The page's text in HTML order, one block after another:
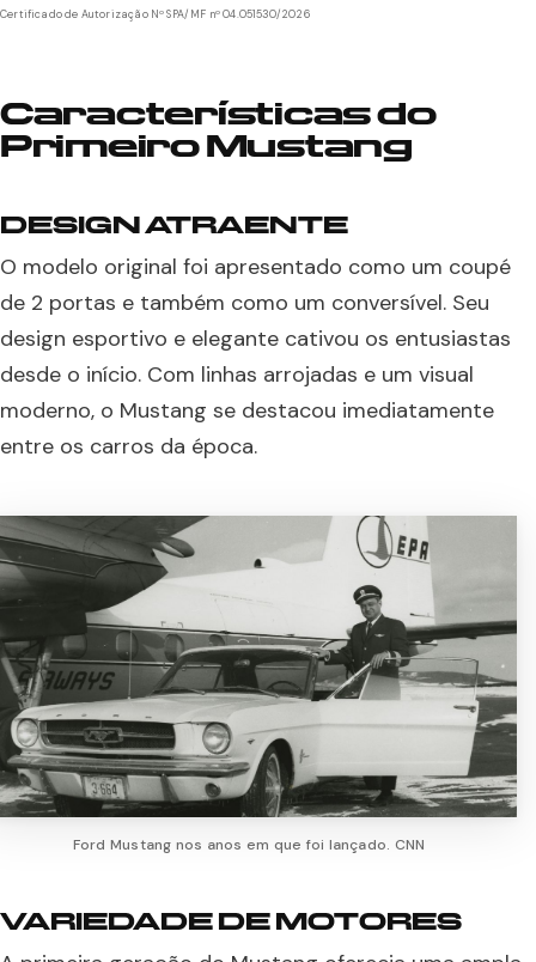
Certificado de Autorização Nº SPA/MF nº 04.051530/2026
Características do
Primeiro Mustang
DESIGN ATRAENTE
O modelo original foi apresentado como um coupé
de 2 portas e também como um conversível. Seu
design esportivo e elegante cativou os entusiastas
desde o início. Com linhas arrojadas e um visual
moderno, o Mustang se destacou imediatamente
entre os carros da época.
Ford Mustang nos anos em que foi lançado. CNN
VARIEDADE DE MOTORES